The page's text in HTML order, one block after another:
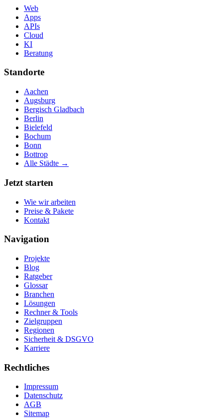
Web
Apps
APIs
Cloud
KI
Beratung
Standorte
Aachen
Augsburg
Bergisch Gladbach
Berlin
Bielefeld
Bochum
Bonn
Bottrop
Alle Städte →
Jetzt starten
Wie wir arbeiten
Preise & Pakete
Kontakt
Navigation
Projekte
Blog
Ratgeber
Glossar
Branchen
Lösungen
Rechner & Tools
Zielgruppen
Regionen
Sicherheit & DSGVO
Karriere
Rechtliches
Impressum
Datenschutz
AGB
Sitemap